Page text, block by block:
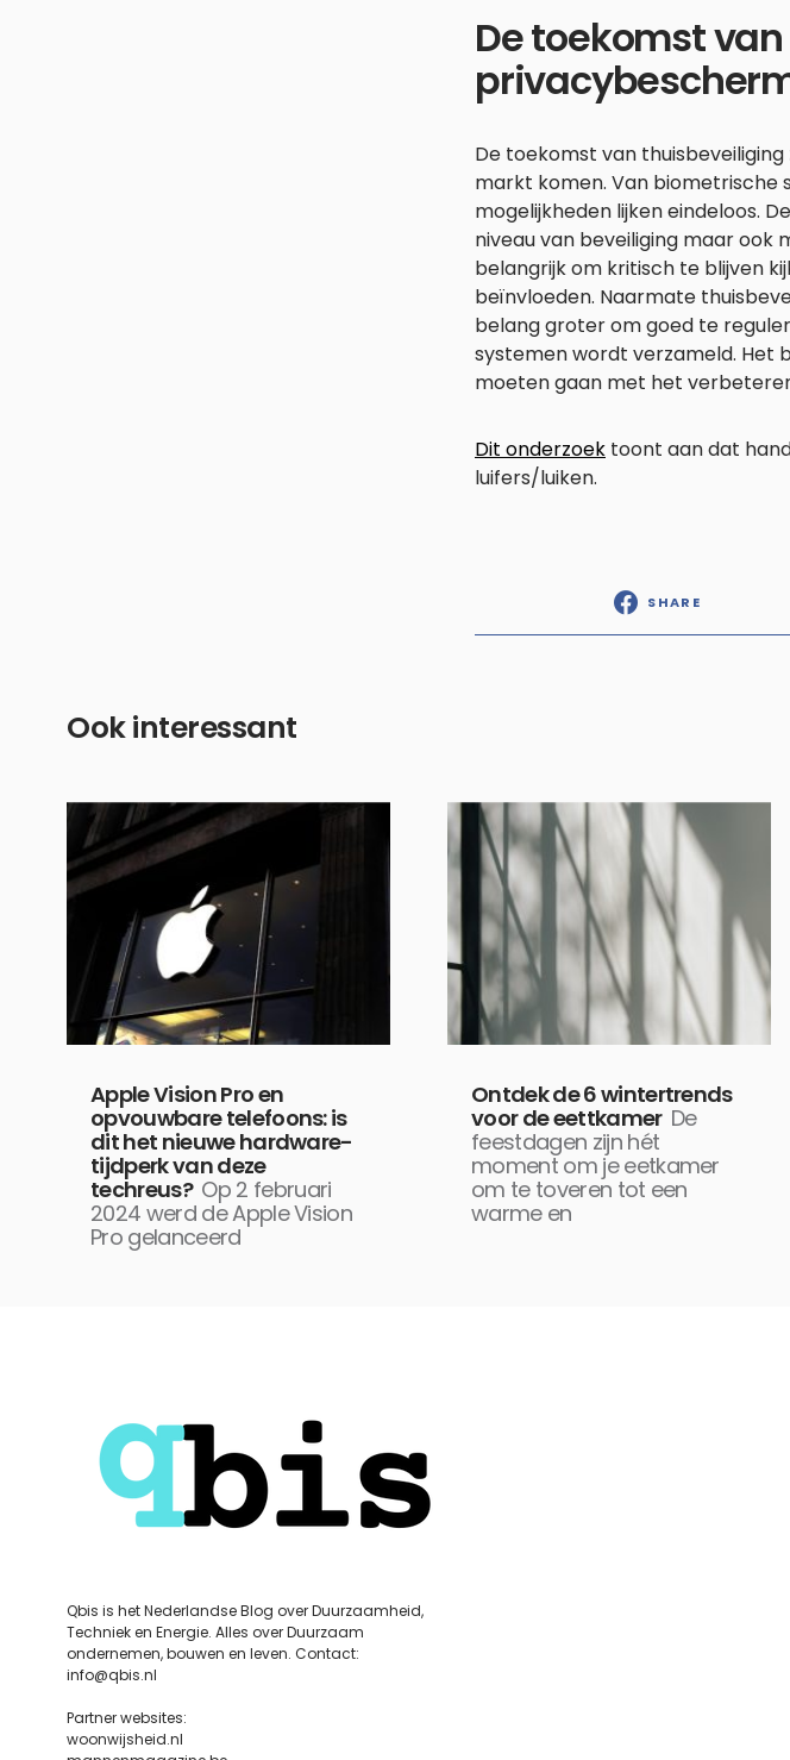
De toekomst
De toekomst van
markt komen. Van biometrische
mogelijkheden lijken eindeloos.
niveau van beveiliging maar ook
belangrijk om kritisch te blijven
beïnvloeden. Naarmate
belang groter om goed te
systemen wordt verzameld. Het
moeten gaan met het
Dit onderzoek toont aan dat
luifers/luiken.
SHARE
Ook interessant
Apple Vision Pro en
opvouwbare telefoons: is
dit het nieuwe hardware-
tijdperk van deze
techreus? Op 2 februari
2024 werd de Apple Vision
Pro gelanceerd
Ontdek de 6 wintertrends
voor de eettkamer De
feestdagen zijn hét
moment om je eetkamer
om te toveren tot een
warme en
Qbis is het Nederlandse Blog over Duurzaamheid,
Techniek en Energie. Alles over Duurzaam
ondernemen, bouwen en leven. Contact:
info@qbis.nl
Partner websites:
woonwijsheid.nl